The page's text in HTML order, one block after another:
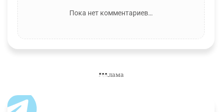
Пока нет комментариев…